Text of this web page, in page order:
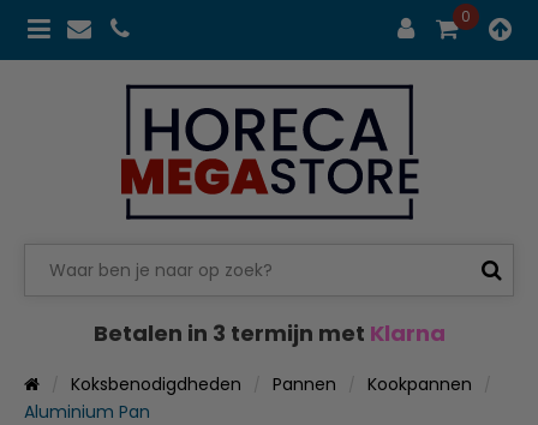
0
Betalen in 3 termijn met Klarna
Koksbenodigdheden Pannen
Kookpannen
Aluminium Pan